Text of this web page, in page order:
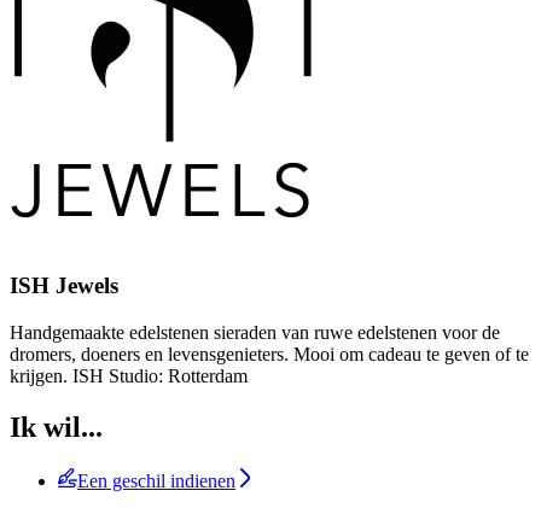
ISH Jewels
Handgemaakte edelstenen sieraden van ruwe edelstenen voor de
dromers, doeners en levensgenieters. Mooi om cadeau te geven of te
krijgen. ISH Studio: Rotterdam
Ik wil...
Een geschil indienen